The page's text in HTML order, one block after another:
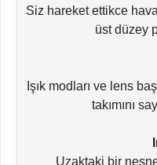
Siz hareket ettikce
üst düzey
Işık modları ve lens
takımını
Uzaktaki bir